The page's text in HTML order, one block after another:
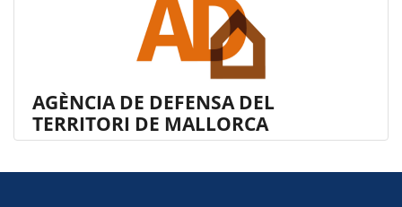
AGÈNCIA DE DEFENSA DEL
TERRITORI DE MALLORCA